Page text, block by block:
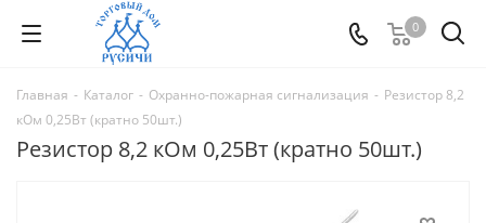
0
Главная - Каталог - Охранно-пожарная сигнализация - Резистор 8,2
кОм 0,25Вт (кратно 50шт.)
Резистор 8,2 кОм 0,25Вт (кратно 50шт.)